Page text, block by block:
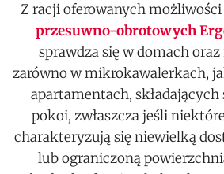
Z racji oferowanych możliwości
przesuwno-obrotowych
sprawdza się w domach
zarówno w mikrokawalerkach,
apartamentach, składających
pokoi, zwłaszcza jeśli
charakteryzują się niewielką
lub ograniczoną